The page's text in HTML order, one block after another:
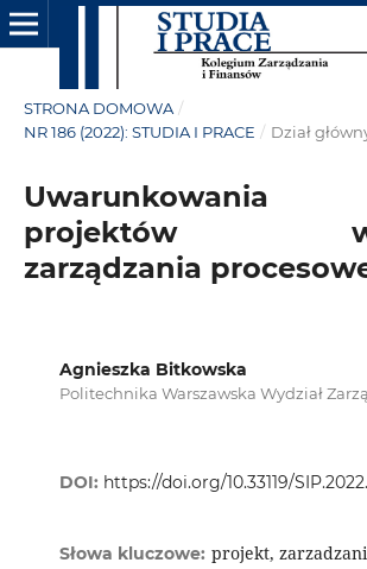
STRONA DOMOWA /
NR 186 (2022): STUDIA I PRACE / Dział
Uwarunkowania
projektów
zarządzania
Agnieszka Bitkowska
Politechnika Warszawska Wydział
DOI: https://doi.org/10.33119/
Słowa kluczowe: projekt,